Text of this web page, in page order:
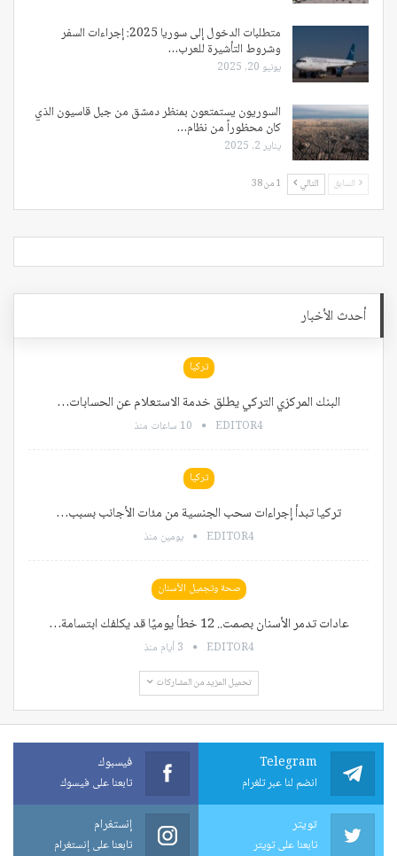
متطلبات الدخول إلى سوريا 2025: إجراءات السفر
وشروط التأشيرة للعرب…
يونيو 20, 2025
السوريون يستمتعون بمنظر دمشق من جبل قاسيون الذي
كان محظوراً من نظام…
يناير 2, 2025
السابق التالي 1 من 38
أحدث الأخبار
تركيا
البنك المركزي التركي يطلق خدمة الاستعلام عن الحسابات…
EDITOR4 10 ساعات منذ
تركيا
تركيا تبدأ إجراءات سحب الجنسية من مئات الأجانب بسبب…
EDITOR4 يومين منذ
صحة وتجميل الأسنان
عادات تدمر الأسنان بصمت.. 12 خطأ يوميًا قد يكلفك ابتسامة…
EDITOR4 3 أيام منذ
تحميل المزيد من المشاركات
Telegram
انضم لنا عبر تلغرام
فيسبوك
تابعنا على فيسوك
تويتر
تابعنا على تويتر
إنستغرام
تابعنا على إنستغرام